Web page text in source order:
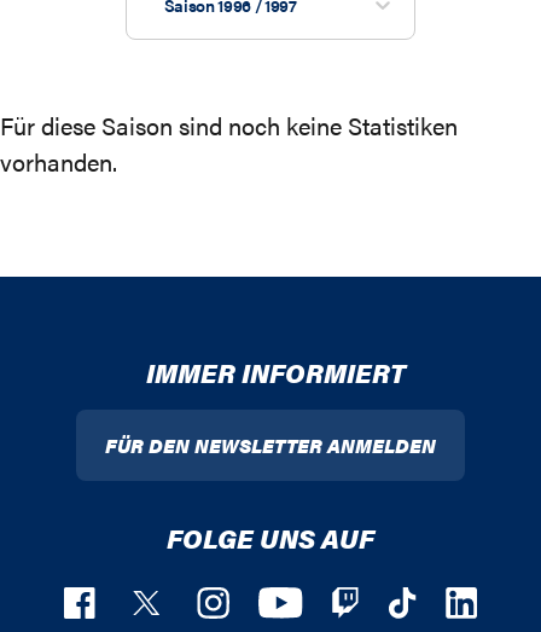
Saison 1996 / 1997
Für diese Saison sind noch keine Statistiken
vorhanden.
IMMER INFORMIERT
FÜR DEN NEWSLETTER ANMELDEN
FOLGE UNS AUF